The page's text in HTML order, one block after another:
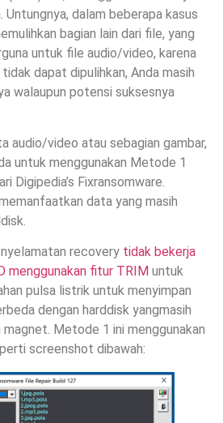
Untungnya, dalam beberapa kasus
bagian lain dari file, yang
untuk file audio/video, karena
dapat dipulihkan, Anda masih
walaupun potensi suksesnya
audio/video atau sebagian gambar,
untuk menggunakan Metode 1
Digipedia’s Fixransomware.
data yang masih
recovery tidak bekerja
menggunakan fitur TRIM untuk
pulsa listrik untuk menyimpan
dengan harddisk yangmasih
magnet. Metode 1 ini menggunakan
screenshot dibawah: